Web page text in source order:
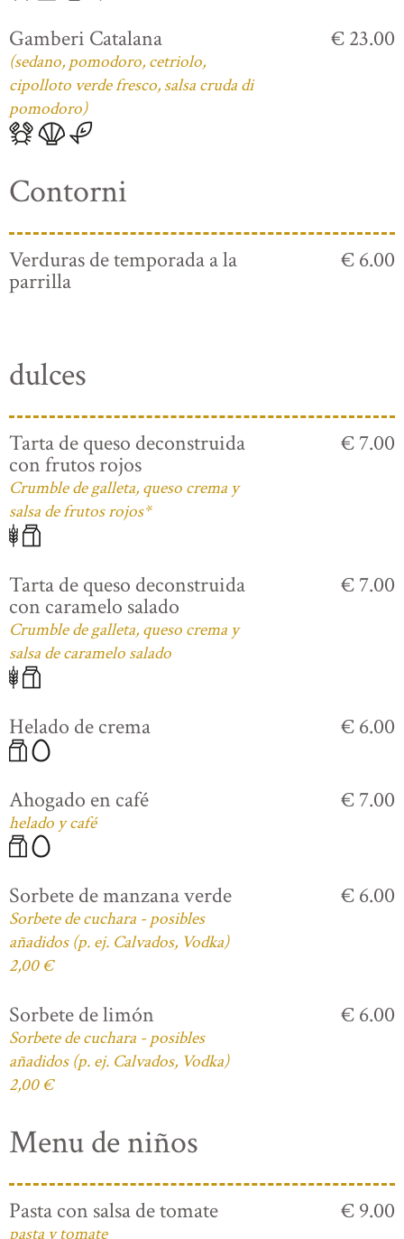
Gamberi Catalana
(sedano, pomodoro, cetriolo,
cipolloto verde fresco, salsa cruda di
pomodoro)
€ 23.00
Contorni
Verduras de temporada a la
parrilla
€ 6.00
dulces
Tarta de queso deconstruida
con frutos rojos
Crumble de galleta, queso crema y
salsa de frutos rojos*
€ 7.00
Tarta de queso deconstruida
con caramelo salado
Crumble de galleta, queso crema y
salsa de caramelo salado
€ 7.00
Helado de crema € 6.00
Ahogado en café
helado y café
€ 7.00
Sorbete de manzana verde
Sorbete de cuchara - posibles
añadidos (p. ej. Calvados, Vodka)
2,00 €
€ 6.00
Sorbete de limón
Sorbete de cuchara - posibles
añadidos (p. ej. Calvados, Vodka)
2,00 €
€ 6.00
Menu de niños
Pasta con salsa de tomate
pasta y tomate
€ 9.00